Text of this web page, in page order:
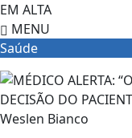
EM ALTA
MENU
Saúde
Weslen Bianco